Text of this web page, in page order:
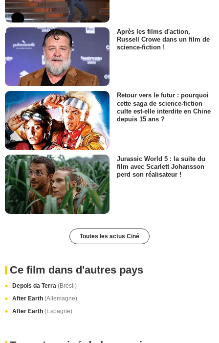
Après les films d'action,
Russell Crowe dans un film de
science-fiction !
Retour vers le futur : pourquoi
cette saga de science-fiction
culte est-elle interdite en Chine
depuis 15 ans ?
Jurassic World 5 : la suite du
film avec Scarlett Johansson
perd son réalisateur !
Toutes les actus Ciné
Ce film dans d'autres pays
Depois da Terra (Brésil)
After Earth (Allemagne)
After Earth (Espagne)